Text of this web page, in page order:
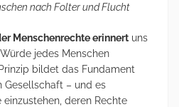
nach Folter und Flucht
Menschenrechte erinnert uns
jedes Menschen
bildet das Fundament
Gesellschaft – und es
deren Rechte